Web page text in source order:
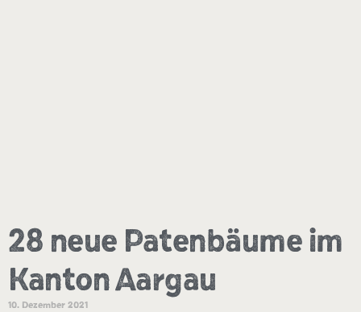
28 neue Patenbäume im
Kanton Aargau
10. Dezember 2021